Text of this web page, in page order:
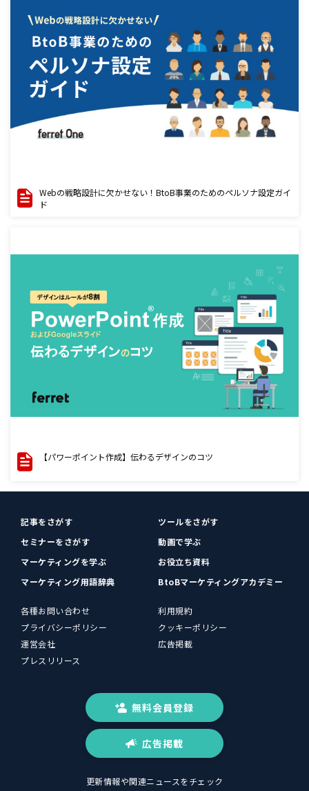
Webの戦略設計に欠かせない！BtoB事業のためのペルソナ設定ガイ
ド
【パワーポイント作成】伝わるデザインのコツ
記事をさがす
ツールをさがす
セミナーをさがす
動画で学ぶ
マーケティングを学ぶ
お役立ち資料
マーケティング用語辞典
BtoBマーケティングアカデミー
各種お問い合わせ
利用規約
プライバシーポリシー
クッキーポリシー
運営会社
広告掲載
プレスリリース
無料会員登録
広告掲載
更新情報や関連ニュースをチェック